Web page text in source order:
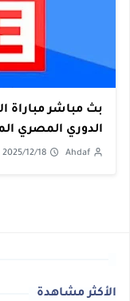
بث مباشر مباراة
الدوري المصري
Ahdaf
2025/12/18
الأكثر مشاهدة